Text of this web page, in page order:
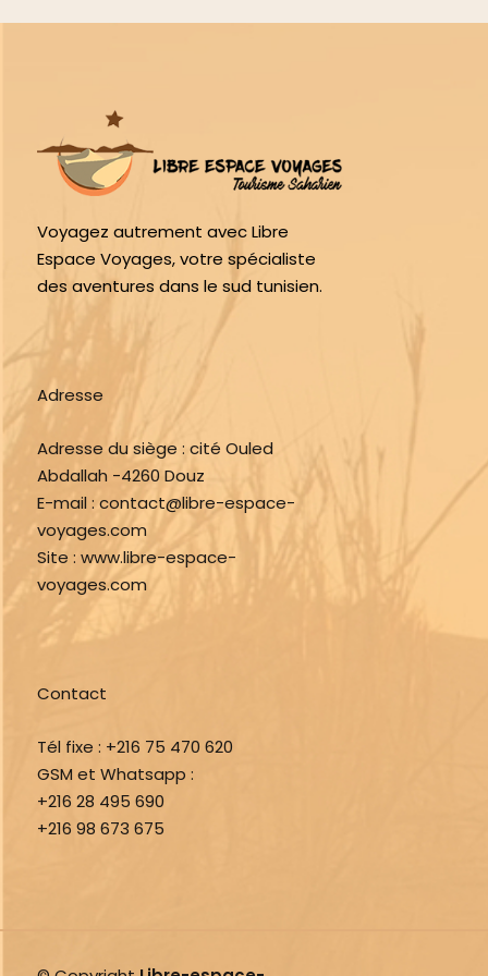
Voyagez autrement avec Libre
Espace Voyages, votre spécialiste
des aventures dans le sud tunisien.
Adresse
Adresse du siège : cité Ouled
Abdallah -4260 Douz
E-mail : contact@libre-espace-
voyages.com
Site : www.libre-espace-
voyages.com
Contact
Tél fixe : +216 75 470 620
GSM et Whatsapp :
+216 28 495 690
+216 98 673 675